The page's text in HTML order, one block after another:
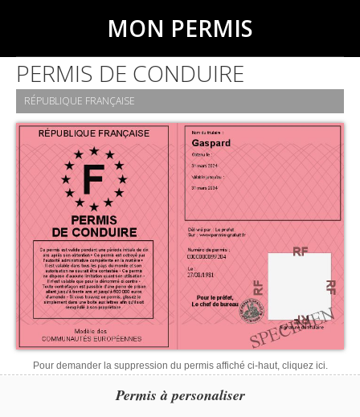
MON PERMIS
PERMIS DE CONDUIRE
RÉPUBLIQUE FRANÇAISE
Pour demander la suppression du permis affiché ci-haut, cliquez ici.
Permis à personaliser